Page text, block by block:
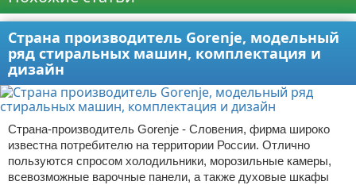
Страна производитель Gorenje, модельный
ряд стиральных машин, комплектация и
дизайн
Страна-производитель Gorenje - Словения, фирма широко
известна потребителю на территории России. Отлично
пользуются спросом холодильники, морозильные камеры,
всевозможные варочные панели, а также духовые шкафы